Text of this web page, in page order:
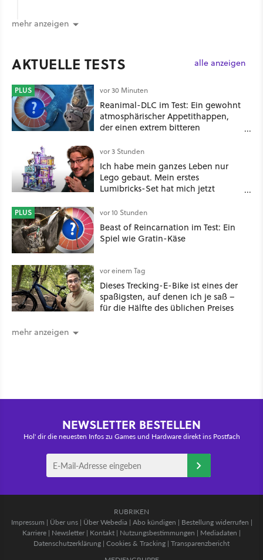
mehr anzeigen
AKTUELLE TESTS alle anzeigen
PLUS vor 30 Minuten
Reanimal-DLC im Test: Ein gewohnt
atmosphärischer Appetithappen,
der einen extrem bitteren
vor 3 Stunden
Ich habe mein ganzes Leben nur
Lego gebaut. Mein erstes
Lumibricks-Set hat mich jetzt
Stack im Test
PLUS vor 10 Stunden
Beast of Reincarnation im Test: Ein
Spiel wie Gratin-Käse
vor einem Tag
Dieses Trecking-E-Bike ist eines der
spaßigsten, auf denen ich je saß –
für die Hälfte des üblichen Preises
mehr anzeigen
NEWSLETTER BESTELLEN
Hol' dir die neuesten Infos zu Games und Hardware direkt ins Postfach
RUBRIKEN
Impressum | Über uns| Über Webedia | Abo kündigen | Bestellung widerrufen |
Karriere | Newsletter | Kontakt | Nutzungsbestimmungen | Mediadaten |
Datenschutzerklärung | Cookies & Tracking | Transparenzbericht